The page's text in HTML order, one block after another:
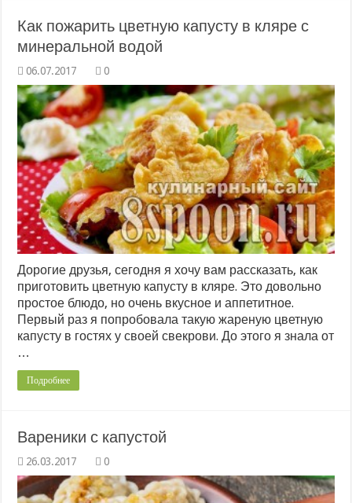
Как пожарить цветную капусту в кляре с
минеральной водой
0
Дорогие друзья, сегодня я хочу вам рассказать, как
приготовить цветную капусту в кляре. Это довольно
простое блюдо, но очень вкусное и аппетитное.
Первый раз я попробовала такую жареную цветную
капусту в гостях у своей свекрови. До этого я знала от
…
Подробнее
Вареники с капустой
0